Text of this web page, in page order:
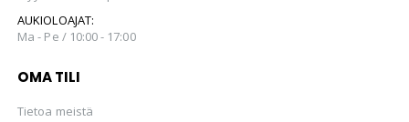
AUKIOLOAJAT:
Ma - Pe / 10:00 - 17:00
OMA TILI
Tietoa meistä